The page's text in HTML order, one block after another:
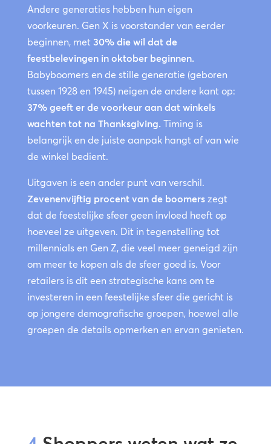
Andere generaties hebben hun eigen
voorkeuren. Gen X is voorstander van eerder
beginnen, met 30% die wil dat de
feestbelevingen in oktober beginnen.
Babyboomers en de stille generatie (geboren
tussen 1928 en 1945) neigen de andere kant op:
37% geeft er de voorkeur aan dat winkels
wachten tot na Thanksgiving.Timing is
belangrijk en de juiste aanpak hangt af van wie
de winkel bedient.
Uitgaven is een ander punt van verschil.
Zevenenvijftig procent van de boomerszegt
dat de feestelijke sfeer geen invloed heeft op
hoeveel ze uitgeven. Dit in tegenstelling tot
millennials en Gen Z, die veel meer geneigd zijn
om meer te kopen als de sfeer goed is. Voor
retailers is dit een strategische kans om te
investeren in een feestelijke sfeer die gericht is
op jongere demografische groepen, hoewel alle
groepen de details opmerken en ervan genieten.